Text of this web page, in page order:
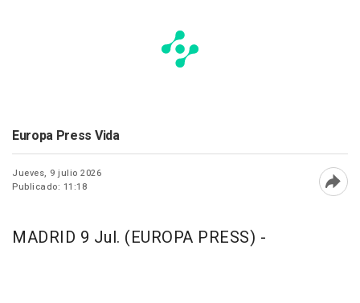
Europa Press Vida
Jueves, 9 julio 2026
Publicado: 11:18
MADRID 9 Jul. (EUROPA PRESS) -